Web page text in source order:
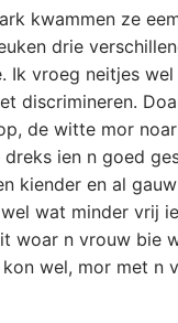
kwammen ze
drie
Ik vroeg neitjes
discrimineren.
de witte mor
ien n goed
kiender en al
wat minder vrij
woar n vrouw bie
wel, mor met n